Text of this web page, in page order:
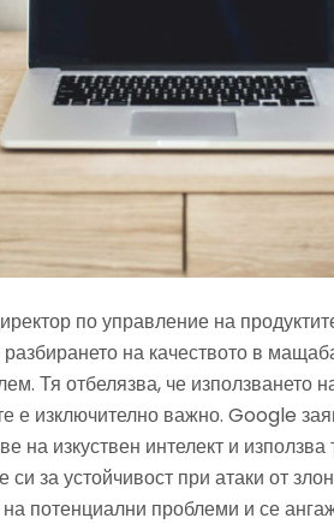
по управление на
на качеството в
Тя отбелязва, че използването
е изключително важно. Google
на изкуствен интелект и
за устойчивост при атаки от
потенциални проблеми и се